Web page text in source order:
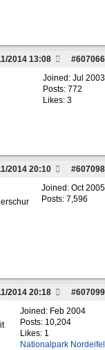
#607066
2014 13:08
Joined: Jul 2003
Posts: 772
Likes: 3
#607098
2014 20:10
Joined: Oct 2005
Posts: 7,596
#607099
2014 20:18
Joined: Feb 2004
Posts: 10,204
Likes: 1
Nationalpark Nordeifel